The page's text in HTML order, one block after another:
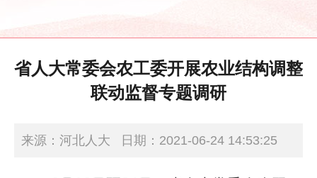
省人大常委会农工委开展农业结构调整
联动监督专题调研
来源：河北人大 日期：2021-06-24 14:53:25